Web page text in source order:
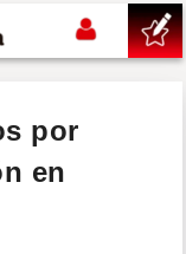
por
en